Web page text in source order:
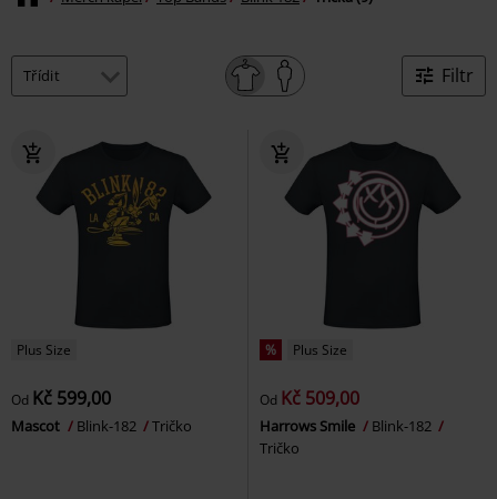
Filtr
Plus Size
Od Kč 599,00
Mascot Blink-182 Tričko
% Plus Size
Od Kč 509,00
Harrows Smile
Blink-182
Tričko